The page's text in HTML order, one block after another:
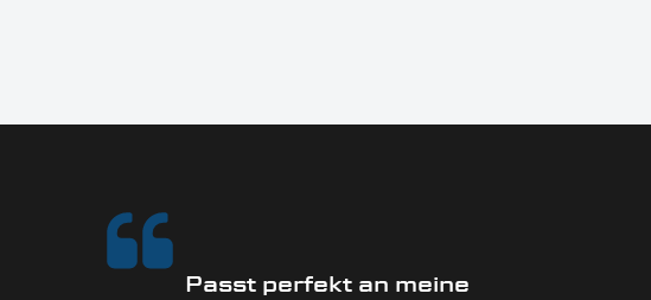
Passt perfekt an meine